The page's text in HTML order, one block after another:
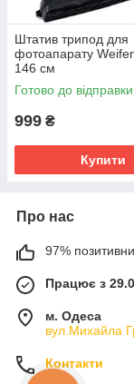
Штатив трипод для
фотоапарату
146 см
Готово до відправки
999 ₴
Купити
Про нас
97%
Працює з
м. Одеса
вул.Михайла
Контакти